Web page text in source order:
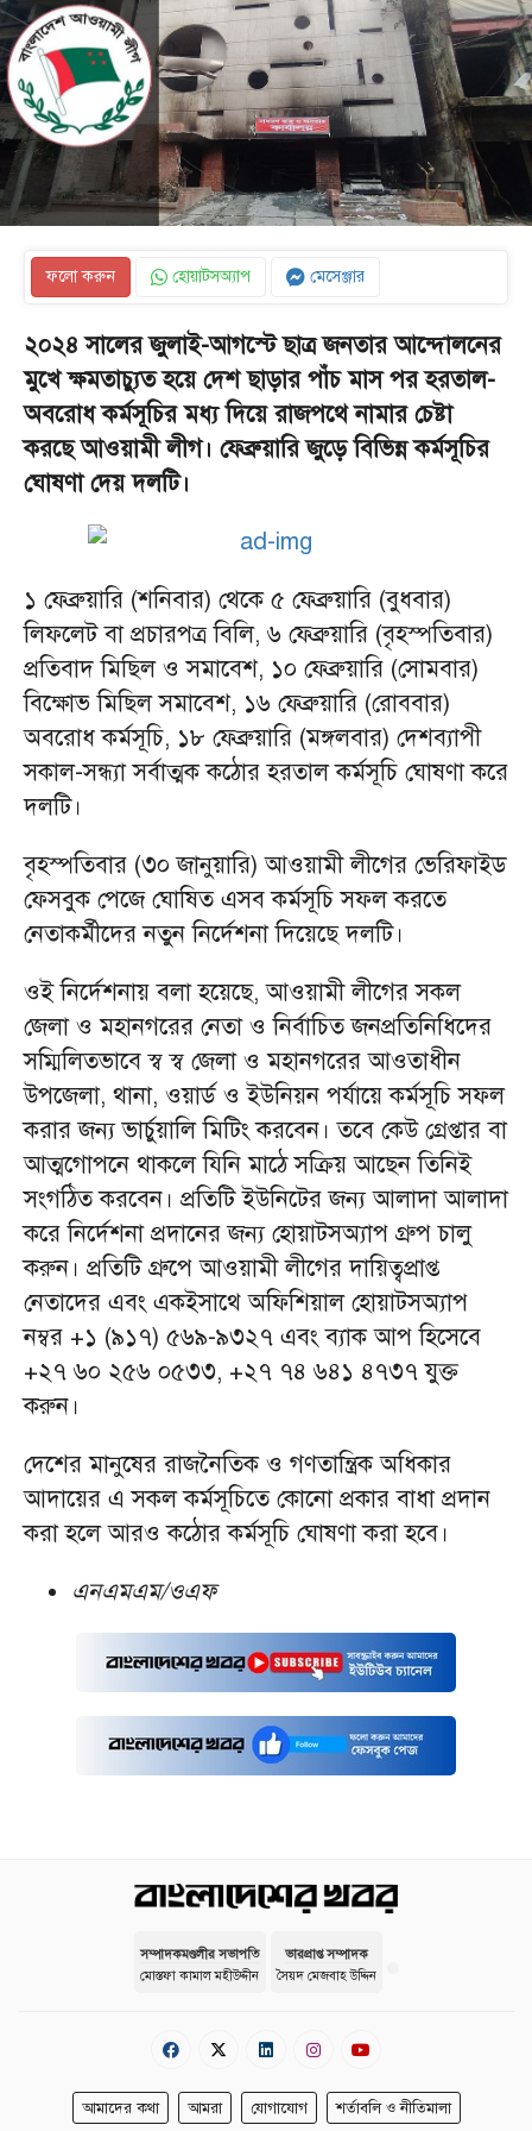
ফলো করুন হোয়াটসঅ্যাপ মেসেঞ্জার
২০২৪ সালের জুলাই-আগস্টে ছাত্র জনতার আন্দোলনের
মুখে ক্ষমতাচ্যুত হয়ে দেশ ছাড়ার পাঁচ মাস পর হরতাল-
অবরোধ কর্মসূচির মধ্য দিয়ে রাজপথে নামার চেষ্টা
করছে আওয়ামী লীগ। ফেব্রুয়ারি জুড়ে বিভিন্ন কর্মসূচির
ঘোষণা দেয় দলটি।
১ ফেব্রুয়ারি (শনিবার) থেকে ৫ ফেব্রুয়ারি (বুধবার)
লিফলেট বা প্রচারপত্র বিলি, ৬ ফেব্রুয়ারি (বৃহস্পতিবার)
প্রতিবাদ মিছিল ও সমাবেশ, ১০ ফেব্রুয়ারি (সোমবার)
বিক্ষোভ মিছিল সমাবেশ, ১৬ ফেব্রুয়ারি (রোববার)
অবরোধ কর্মসূচি, ১৮ ফেব্রুয়ারি (মঙ্গলবার) দেশব্যাপী
সকাল-সন্ধ্যা সর্বাত্মক কঠোর হরতাল কর্মসূচি ঘোষণা করে
দলটি।
বৃহস্পতিবার (৩০ জানুয়ারি) আওয়ামী লীগের ভেরিফাইড
ফেসবুক পেজে ঘোষিত এসব কর্মসূচি সফল করতে
নেতাকর্মীদের নতুন নির্দেশনা দিয়েছে দলটি।
ওই নির্দেশনায় বলা হয়েছে, আওয়ামী লীগের সকল
জেলা ও মহানগরের নেতা ও নির্বাচিত জনপ্রতিনিধিদের
সম্মিলিতভাবে স্ব স্ব জেলা ও মহানগরের আওতাধীন
উপজেলা, থানা, ওয়ার্ড ও ইউনিয়ন পর্যায়ে কর্মসূচি সফল
করার জন্য ভার্চুয়ালি মিটিং করবেন। তবে কেউ গ্রেপ্তার বা
আত্মগোপনে থাকলে যিনি মাঠে সক্রিয় আছেন তিনিই
সংগঠিত করবেন। প্রতিটি ইউনিটের জন্য আলাদা আলাদা
করে নির্দেশনা প্রদানের জন্য হোয়াটসঅ্যাপ গ্রুপ চালু
করুন। প্রতিটি গ্রুপে আওয়ামী লীগের দায়িত্বপ্রাপ্ত
নেতাদের এবং একইসাথে অফিশিয়াল হোয়াটসঅ্যাপ
নম্বর +১ (৯১৭) ৫৬৯-৯৩২৭ এবং ব্যাক আপ হিসেবে
+২৭ ৬০ ২৫৬ ০৫৩৩, +২৭ ৭৪ ৬৪১ ৪৭৩৭ যুক্ত
করুন।
দেশের মানুষের রাজনৈতিক ও গণতান্ত্রিক অধিকার
আদায়ের এ সকল কর্মসূচিতে কোনো প্রকার বাধা প্রদান
করা হলে আরও কঠোর কর্মসূচি ঘোষণা করা হবে।
এনএমএম/ওএফ
সম্পাদকমণ্ডলীর সভাপতি
মোস্তফা কামাল মহীউদ্দীন
ভারপ্রাপ্ত সম্পাদক
সৈয়দ মেজবাহ উদ্দিন
আমাদের কথা আমরা যোগাযোগ শর্তাবলি ও নীতিমালা